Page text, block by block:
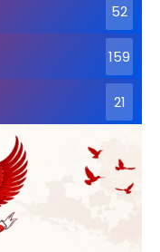
52
159
21